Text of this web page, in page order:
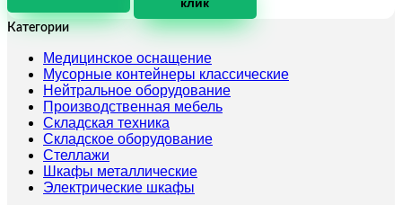
PSB1232
(CLB1232)
Категории
Медицинское оснащение
Мусорные контейнеры классические
Нейтральное оборудование
Производственная мебель
Складская техника
Складское оборудование
Стеллажи
Шкафы металлические
Электрические шкафы